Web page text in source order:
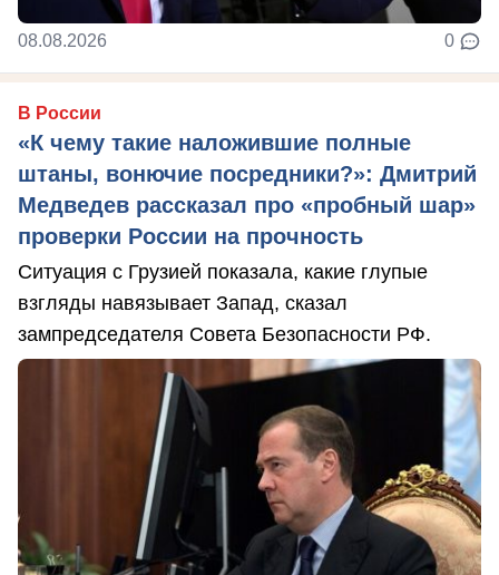
08.08.2026 0
В России
«К чему такие наложившие полные
штаны, вонючие посредники?»: Дмитрий
Медведев рассказал про «пробный шар»
проверки России на прочность
Ситуация с Грузией показала, какие глупые
взгляды навязывает Запад, сказал
зампредседателя Совета Безопасности РФ.